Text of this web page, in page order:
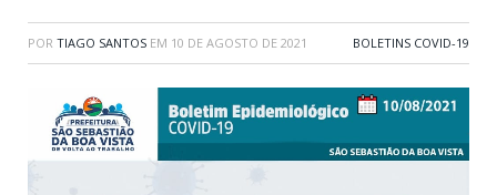
POR TIAGO SANTOS EM 10 DE AGOSTO DE 2021 BOLETINS COVID-19